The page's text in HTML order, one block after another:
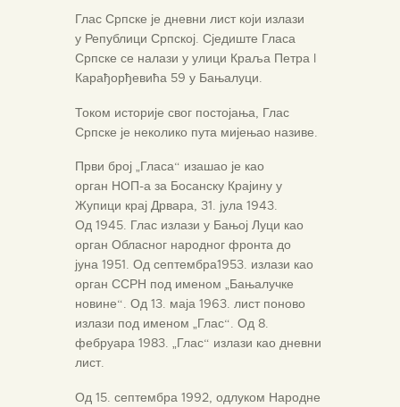
Глас Српске је дневни лист који излази
у Републици Српској. Сједиште Гласа
Српске се налази у улици Краља Петра I
Карађорђевића 59 у Бањалуци.
Током историје свог постојања, Глас
Српске је неколико пута мијењао називе.
Први број „Гласа“ изашао је као
орган НОП-а за Босанску Крајину у
Жупици крај Дрвара, 31. јула 1943.
Од 1945. Глас излази у Бањој Луци као
орган Обласног народног фронта до
јуна 1951. Од септембра1953. излази као
орган ССРН под именом „Бањалучке
новине“. Од 13. маја 1963. лист поново
излази под именом „Глас“. Од 8.
фебруара 1983. „Глас“ излази као дневни
лист.
Од 15. септембра 1992, одлуком Народне